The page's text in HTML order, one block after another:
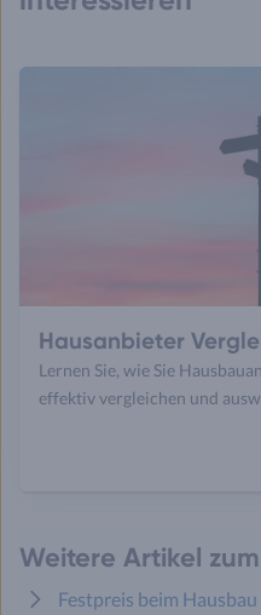
Hausanbieter
Lernen Sie, wie Sie
effektiv vergleichen und
Weitere Artikel
Festpreis beim Hausbau